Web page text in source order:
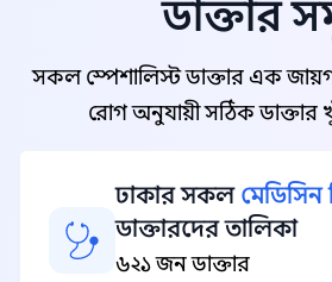
ডাক্তার
সকল স্পেশালিস্ট ডাক্তার এক
রোগ অনুযায়ী সঠিক
ঢাকার সকল মেডিসিন
ডাক্তারদের তালিকা
৬২১ জন ডাক্তার